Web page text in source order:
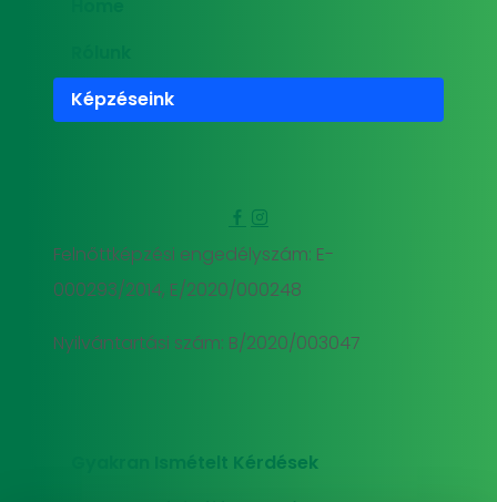
Képzéseink
Felnőttképzési engedélyszám: E-
000293/2014, E/2020/000248
Nyilvántartási szám: B/2020/003047
Gyakran Ismételt Kérdések